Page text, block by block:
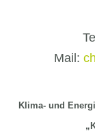
Mail:
Klima- und